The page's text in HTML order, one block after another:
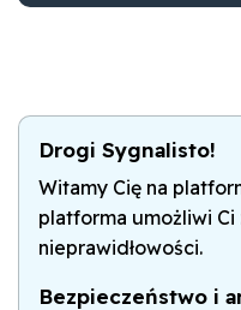
Drogi Sygnalisto!
Witamy Cię na
platforma umożliwi Ci
nieprawidłowości.
Bezpieczeństwo i